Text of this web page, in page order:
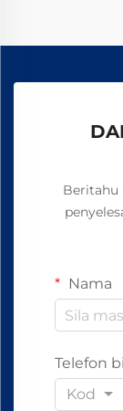
Beritahu
Nama
Telefon
Kod